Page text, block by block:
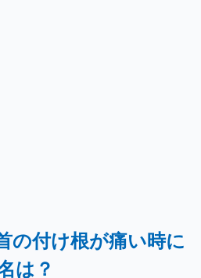
の付け根が痛い時に
は？